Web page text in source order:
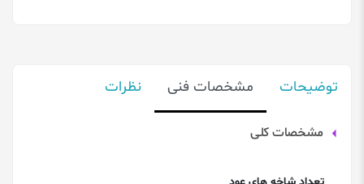
توضیحات مشخصات فنی نظرات
مشخصات کلی